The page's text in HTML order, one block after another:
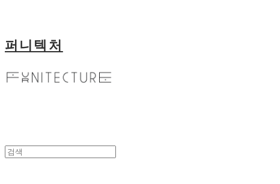
퍼니텍처